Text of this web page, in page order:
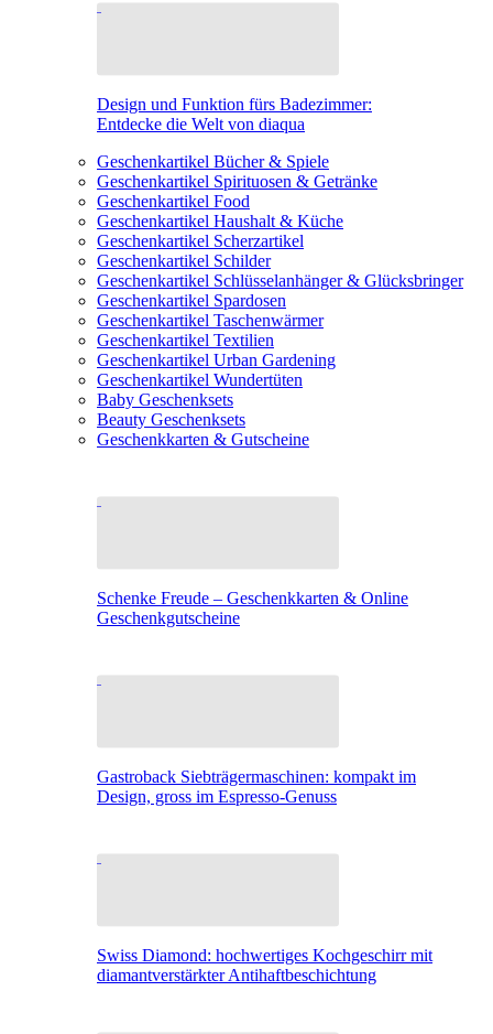
Design und Funktion fürs Badezimmer:
Entdecke die Welt von diaqua
Geschenkartikel Bücher & Spiele
Geschenkartikel Spirituosen & Getränke
Geschenkartikel Food
Geschenkartikel Haushalt & Küche
Geschenkartikel Scherzartikel
Geschenkartikel Schilder
Geschenkartikel Schlüsselanhänger & Glücksbringer
Geschenkartikel Spardosen
Geschenkartikel Taschenwärmer
Geschenkartikel Textilien
Geschenkartikel Urban Gardening
Geschenkartikel Wundertüten
Baby Geschenksets
Beauty Geschenksets
Geschenkkarten & Gutscheine
Schenke Freude – Geschenkkarten & Online
Geschenkgutscheine
Gastroback Siebträgermaschinen: kompakt im
Design, gross im Espresso-Genuss
Swiss Diamond: hochwertiges Kochgeschirr mit
diamantverstärkter Antihaftbeschichtung